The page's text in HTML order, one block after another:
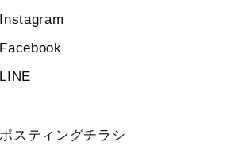
Instagram
Facebook
LINE
ポスティングチラシ